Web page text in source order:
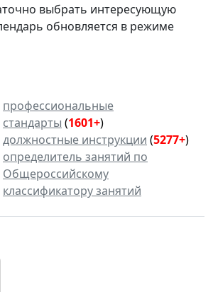
выбрать интересующую
обновляется в режиме
профессиональные
стандарты (1601+)
должностные инструкции (5277+)
определитель занятий по
Общероссийскому
классификатору занятий